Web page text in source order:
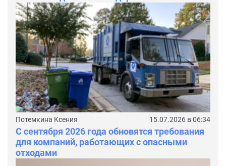
Потемкина Ксения 15.07.2026 в 06:34
С сентября 2026 года обновятся требования
для компаний, работающих с опасными
отходами